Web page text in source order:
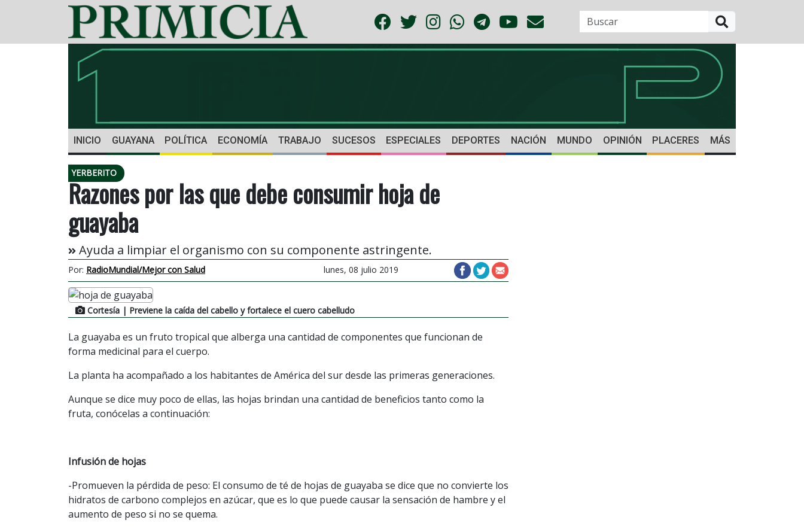
INICIO GUAYANA POLÍTICA ECONOMÍA TRABAJO SUCESOS ESPECIALES DEPORTES NACIÓN MUNDO OPINIÓN PLACERES MÁS
YERBERITO
Razones por las que debe consumir hoja de
guayaba
Ayuda a limpiar el organismo con su componente astringente.
Por: RadioMundial/Mejor con Salud lunes, 08 julio 2019
Cortesía | Previene la caída del cabello y fortalece el cuero cabelludo
La guayaba es un fruto tropical que alberga una cantidad de componentes que funcionan de
forma medicinal para el cuerpo.
La planta ha acompañado a los habitantes de América del sur desde las primeras generaciones.
Aunque se dice muy poco de ellas, las hojas brindan una cantidad de beneficios tanto como la
fruta, conócelas a continuación:
Infusión de hojas
-Promueven la pérdida de peso: El consumo de té de hojas de guayaba se dice que no convierte los
hidratos de carbono complejos en azúcar, que es lo que puede causar la sensación de hambre y el
aumento de peso si no se quema.